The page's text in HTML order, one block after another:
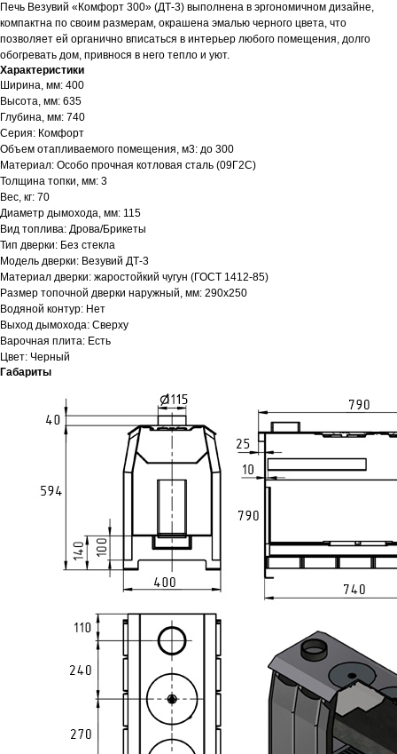
Печь Везувий «Комфорт 300» (ДТ-3) выполнена в эргономичном дизайне,
компактна по своим размерам, окрашена эмалью черного цвета, что
позволяет ей органично вписаться в интерьер любого помещения, долго
обогревать дом, привнося в него тепло и уют.
Характеристики
Ширина, мм: 400
Высота, мм: 635
Глубина, мм: 740
Серия: Комфорт
Объем отапливаемого помещения, м3: до 300
Материал: Особо прочная котловая сталь (09Г2С)
Толщина топки, мм: 3
Вес, кг: 70
Диаметр дымохода, мм: 115
Вид топлива: Дрова/Брикеты
Тип дверки: Без стекла
Модель дверки: Везувий ДТ-3
Материал дверки: жаростойкий чугун (ГОСТ 1412-85)
Размер топочной дверки наружный, мм: 290х250
Водяной контур: Нет
Выход дымохода: Сверху
Варочная плита: Есть
Цвет: Черный
Габариты